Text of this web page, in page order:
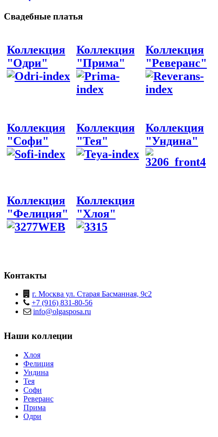
Свадебные платья
Коллекция
"Одри"
Коллекция
"Прима"
Коллекция
"Реверанс"
Коллекция
"Софи"
Коллекция
"Тея"
Коллекция
"Ундина"
Коллекция
"Фелиция"
Коллекция
"Хлоя"
Контакты
г. Москва ул. Старая Басманная, 9с2
+7 (916) 831-80-56
info@olgasposa.ru
Наши коллеции
Хлоя
Фелиция
Ундина
Тея
Софи
Реверанс
Прима
Одри